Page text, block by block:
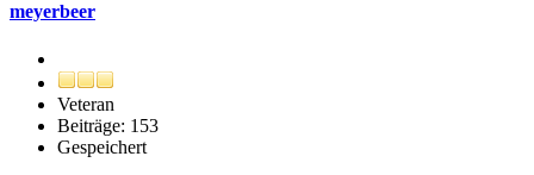
meyerbeer
Veteran
Beiträge: 153
Gespeichert